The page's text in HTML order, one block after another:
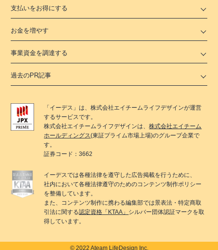
支払いをお得にする
お金を増やす
事業資金を調達する
過去のPR記事
「 イーデス 」は、株式会社エイチームライフデザインが運営
するサービスです。
株式会社エイチームライフデザインは、株式会社エイチーム
ホールディングス(東証プライム市場上場)のグループ企業で
す。
証券コード：3662
イーデスでは各種法律を遵守した広告掲載を行うために、
社内において各種法律遵守のためのコンテンツ制作ポリシー
を整備しています。
また、コンテンツ制作に携わる編集部では景表法・特定商取
引法に関する認定資格「KTAA」 シルバー団体認証マークを取
得しています。
© 2022 Ateam LifeDesign Inc.